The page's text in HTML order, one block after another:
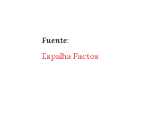
Fuente:
Espalha Factos